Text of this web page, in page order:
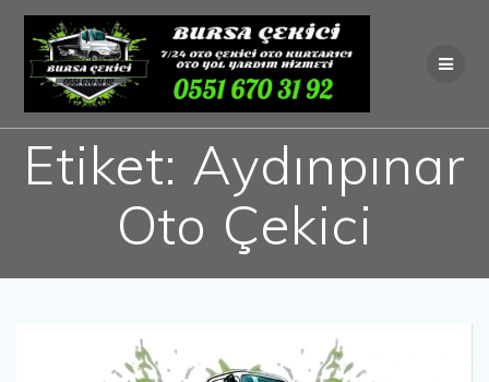
Skip
to
content
Etiket: Aydınpınar
Oto Çekici